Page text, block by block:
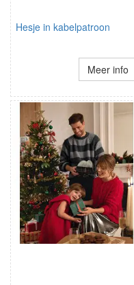
Hesje in kabelpatroon
Meer info